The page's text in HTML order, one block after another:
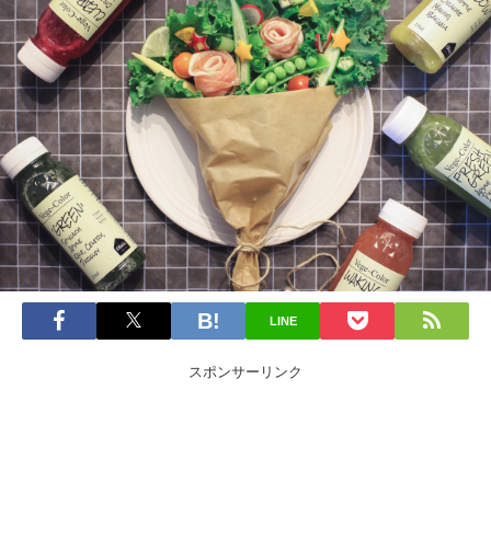
LINE
スポンサーリンク